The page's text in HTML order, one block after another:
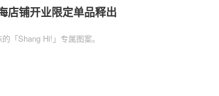
店铺开业限定单品释出
「Shang Hi!」专属图案。